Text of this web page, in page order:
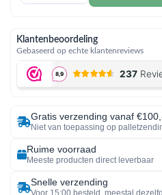
Klantenbeoordeling
Gebaseerd op echte klantenreviews
Gratis verzending vanaf
Niet van toepassing op
Ruime voorraad
Meeste producten direct leverbaar
Snelle verzending
Voor 15:00 besteld, meestal